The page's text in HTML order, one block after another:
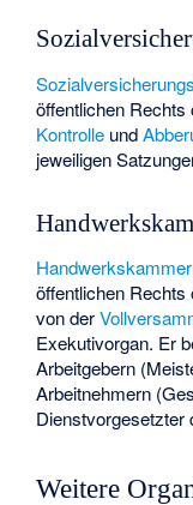
öffentlichen Rechts
Kontrolle und
jeweiligen
öffentlichen Rechts
von der
Exekutivorgan. Er
Arbeitgebern
Arbeitnehmern
Dienstvorgesetzter
Weitere